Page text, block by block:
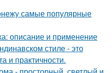
самые популярные
описание и применение
стиле - это
и практичности.